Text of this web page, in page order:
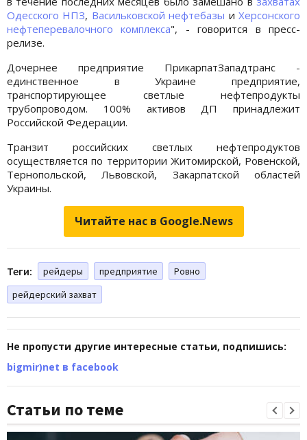
Одесского НПЗ, Васильковской нефтебазы иХерсонского
нефтеперевалочного комплекса", - говорится в пресс-
релизе.
Дочернее предприятие ПрикарпатЗападтранс -
единственное в Украине предприятие,
транспортирующее светлые нефтепродукты
трубопроводом. 100% активов ДП принадлежит
Российской Федерации.
Транзит российских светлых нефтепродуктов
осуществляется по территории Житомирской, Ровенской,
Тернопольской, Львовской, Закарпатской областей
Украины.
Читайте нас в Google.News
Теги: рейдеры предприятие
Ровно
рейдерский захват
Не пропусти другие интересные статьи, подпишись:
bigmir)net в facebook
Статьи по теме